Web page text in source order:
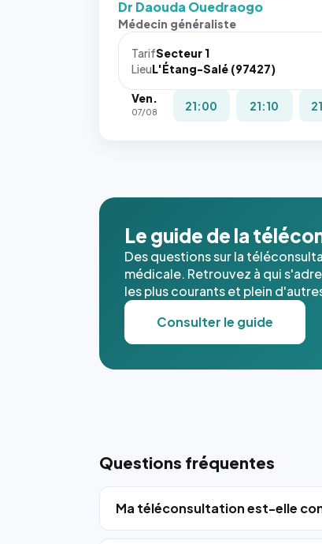
Dr Daouda Ouedraogo
Médecin généraliste
TarifSecteur 1
LieuL'Étang-Salé (97427)
Ven.
07/08 21:00 21:10
Le guide de la
Des questions sur la
médicale. Retrouvez à qui
les plus courants et plein
Consulter le guide
Questions fréquentes
Ma téléconsultation est-elle